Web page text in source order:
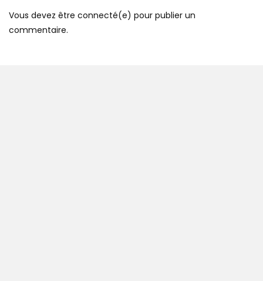
Vous devez être connecté(e) pour publier un
commentaire.